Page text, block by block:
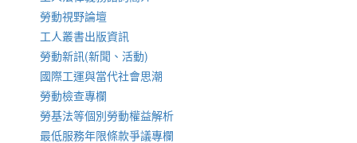
勞動視野論壇
工人叢書出版資訊
勞動新訊(新聞、活動)
國際工運與當代社會思潮
勞動檢查專欄
勞基法等個別勞動權益解析
最低服務年限條款爭議專欄